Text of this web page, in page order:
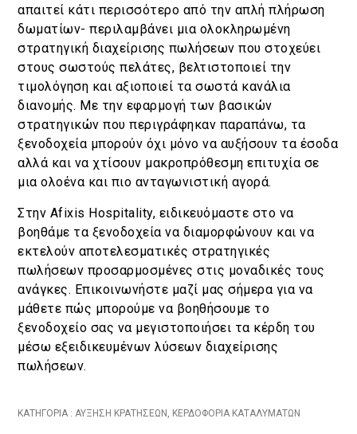
απαιτεί κάτι περισσότερο από την απλή πλήρωση
δωματίων- περιλαμβάνει μια ολοκληρωμένη
στρατηγική διαχείρισης πωλήσεων που στοχεύει
στους σωστούς πελάτες, βελτιστοποιεί την
τιμολόγηση και αξιοποιεί τα σωστά κανάλια
διανομής. Με την εφαρμογή των βασικών
στρατηγικών που περιγράφηκαν παραπάνω, τα
ξενοδοχεία μπορούν όχι μόνο να αυξήσουν τα έσοδα
αλλά και να χτίσουν μακροπρόθεσμη επιτυχία σε
μια ολοένα και πιο ανταγωνιστική αγορά.
Στην Afixis Hospitality, ειδικευόμαστε στο να
βοηθάμε τα ξενοδοχεία να διαμορφώνουν και να
εκτελούν αποτελεσματικές στρατηγικές
πωλήσεων προσαρμοσμένες στις μοναδικές τους
ανάγκες. Επικοινωνήστε μαζί μας σήμερα για να
μάθετε πώς μπορούμε να βοηθήσουμε το
ξενοδοχείο σας να μεγιστοποιήσει τα κέρδη του
μέσω εξειδικευμένων λύσεων διαχείρισης
πωλήσεων.
ΚΑΤΗΓΟΡΙΑ : ΑΎΞΗΣΗ ΚΡΑΤΉΣΕΩΝ , ΚΕΡΔΟΦΟΡΊΑ ΚΑΤΑΛΥΜΆΤΩΝ